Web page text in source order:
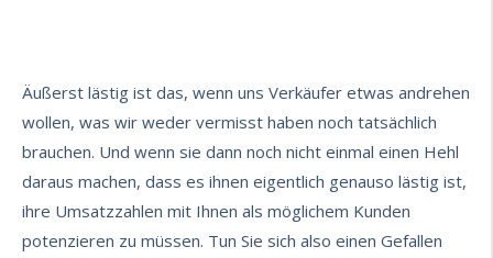
Äußerst lästig ist das, wenn uns Verkäufer etwas andrehen
wollen, was wir weder vermisst haben noch tatsächlich
brauchen. Und wenn sie dann noch nicht einmal einen Hehl
daraus machen, dass es ihnen eigentlich genauso lästig ist,
ihre Umsatzzahlen mit Ihnen als möglichem Kunden
potenzieren zu müssen. Tun Sie sich also einen Gefallen